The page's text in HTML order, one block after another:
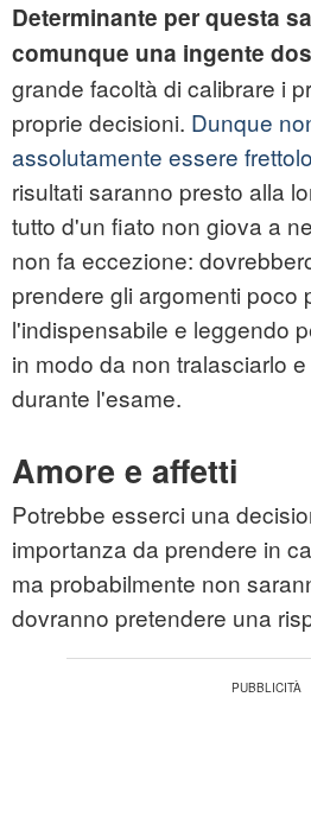
Determinante per questa
comunque una ingente
grande facoltà di calibrare i
proprie decisioni. Dunque
assolutamente essere
risultati saranno presto alla
tutto d'un fiato non giova a
non fa eccezione:
prendere gli argomenti poco
l'indispensabile e leggendo
in modo da non tralasciarlo
durante l'esame.
Amore e affetti
Potrebbe esserci una
importanza da prendere in
ma probabilmente non
dovranno pretendere una